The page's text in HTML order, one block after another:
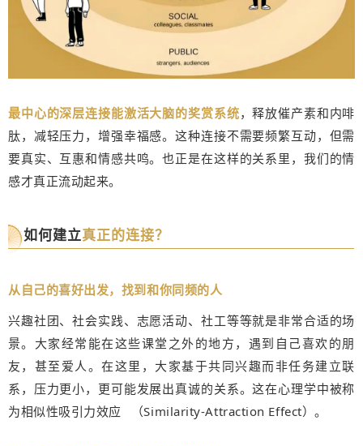
最中心的深层连接能激活大脑的奖赏系统，释放催产素和内啡
肽，减轻压力，增强幸福感。这种连接不需要频繁互动，但需
要真实、互惠和情感共鸣。也正是在这样的关系里，我们的情
感才真正流动起来。
如何建立真正的连接？
从自己的喜好出发，找到和你同频的人
兴趣社团、社会实践、志愿活动、社工等等就是非常合适的场
景。大家经常能在这些课堂之外的地方，遇到自己喜欢的朋
友，甚至爱人。在这里，大家基于共同兴趣而非任务建立联
系，压力更小，更可能发展出真诚的关系。这在心理学中被称
为相似性吸引力效应 （Similarity-Attraction Effect）。